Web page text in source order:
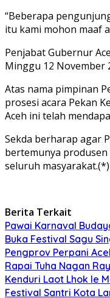
“Beberapa
itu kami mohon maaf
Penjabat Gubernur
Minggu 12 November
Atas nama pimpinan
prosesi acara Pekan
Aceh ini telah
Sekda berharap agar
bertemunya
seluruh masyarakat.(*)
Berita Terkait
Pawai Karnaval
Buka Festival Sagu
Pengprov Perpani
Rapai Tuha Nagan
Kenduri Laot Lhok Ie
Festival Santri Kota